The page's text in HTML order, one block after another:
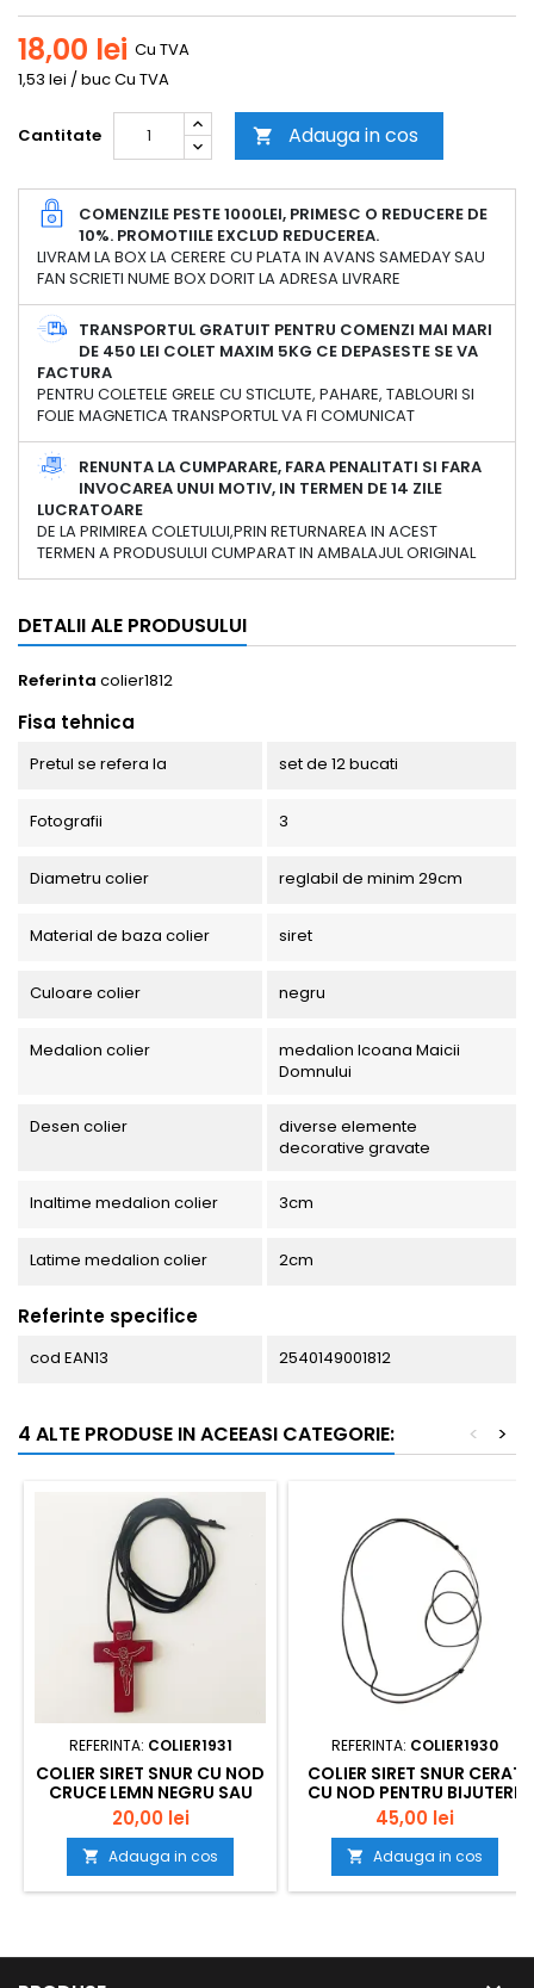
18,00 lei Cu TVA
1,53 lei / buc Cu TVA
Cantitate  Adauga in cos
COMENZILE PESTE 1000LEI, PRIMESC O REDUCERE DE
10%. PROMOTIILE EXCLUD REDUCEREA.
LIVRAM LA BOX LA CERERE CU PLATA IN AVANS SAMEDAY SAU
FAN SCRIETI NUME BOX DORIT LA ADRESA LIVRARE
TRANSPORTUL GRATUIT PENTRU COMENZI MAI MARI
DE 450 LEI COLET MAXIM 5KG CE DEPASESTE SE VA
FACTURA
PENTRU COLETELE GRELE CU STICLUTE, PAHARE, TABLOURI SI
FOLIE MAGNETICA TRANSPORTUL VA FI COMUNICAT
RENUNTA LA CUMPARARE, FARA PENALITATI SI FARA
INVOCAREA UNUI MOTIV, IN TERMEN DE 14 ZILE
LUCRATOARE
DE LA PRIMIREA COLETULUI,PRIN RETURNAREA IN ACEST
TERMEN A PRODUSULUI CUMPARAT IN AMBALAJUL ORIGINAL
DETALII ALE PRODUSULUI
Referinta colier1812
Fisa tehnica
Pretul se refera la set de 12 bucati
Fotografii 3
Diametru colier reglabil de minim 29cm
Material de baza colier siret
Culoare colier negru
Medalion colier
medalion Icoana Maicii
Domnului
Desen colier
diverse elemente
decorative gravate
Inaltime medalion colier 3cm
Latime medalion colier 2cm
Referinte specifice
cod EAN13 2540149001812
4 ALTE PRODUSE IN ACEEASI CATEGORIE: >
<
REFERINTA: COLIER1931
COLIER SIRET SNUR CU NOD
CRUCE LEMN NEGRU SAU
MARON 1931 SET50BUC
20,00 lei
 Adauga in cos
REFERINTA: COLIER1930
COLIER SIRET SNUR CERAT
CU NOD PENTRU BIJUTERII
FANTEZIE 1930 SET100BUC
45,00 lei
 Adauga in cos